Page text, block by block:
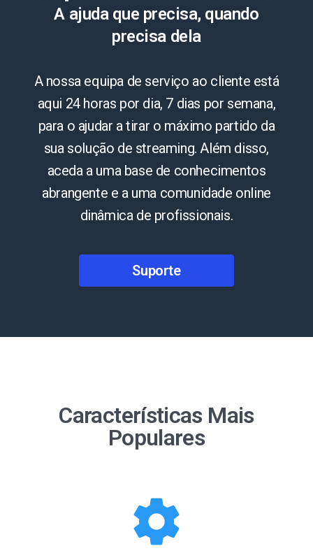
A ajuda que precisa, quando
precisa dela
A nossa equipa de serviço ao cliente está
aqui 24 horas por dia, 7 dias por semana,
para o ajudar a tirar o máximo partido da
sua solução de streaming. Além disso,
aceda a uma base de conhecimentos
abrangente e a uma comunidade online
dinâmica de profissionais.
Suporte
Características Mais
Populares